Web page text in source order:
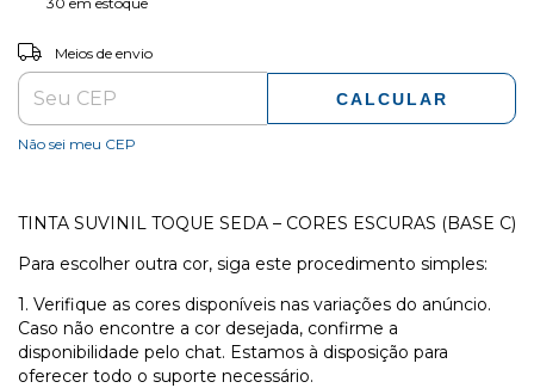
Entregas para o CEP:
Meios de envio
CALCULAR
Não sei meu CEP
TINTA SUVINIL TOQUE SEDA – CORES ESCURAS (BASE C)
Para escolher outra cor, siga este procedimento simples:
1. Verifique as cores disponíveis nas variações do anúncio.
Caso não encontre a cor desejada, confirme a
disponibilidade pelo chat. Estamos à disposição para
oferecer todo o suporte necessário.